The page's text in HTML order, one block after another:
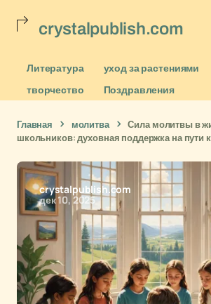
crystalpublish.com
Литература уход за растениями
творчество
Поздравления
Главная молитва
Сила молитвы в
школьников: духовная поддержка на пути
crystalpublish.com
дек 10, 2025